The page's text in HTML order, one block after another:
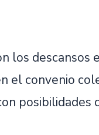
los
el convenio
posibilidades